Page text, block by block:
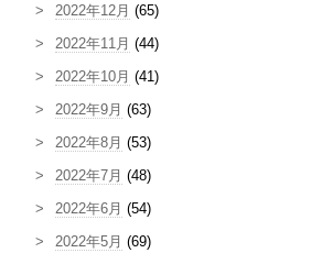
2022年12月 (65)
2022年11月 (44)
2022年10月 (41)
2022年9月 (63)
2022年8月 (53)
2022年7月 (48)
2022年6月 (54)
2022年5月 (69)